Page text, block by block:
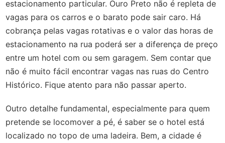
estacionamento particular. Ouro Preto não é repleta de
vagas para os carros e o barato pode sair caro. Há
cobrança pelas vagas rotativas e o valor das horas de
estacionamento na rua poderá ser a diferença de preço
entre um hotel com ou sem garagem. Sem contar que
não é muito fácil encontrar vagas nas ruas do Centro
Histórico. Fique atento para não passar aperto.
Outro detalhe fundamental, especialmente para quem
pretende se locomover a pé, é saber se o hotel está
localizado no topo de uma ladeira. Bem, a cidade é